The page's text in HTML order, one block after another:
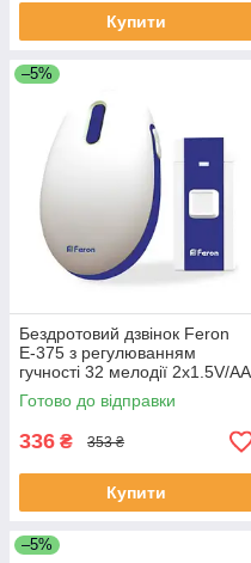
Купити
–5%
Бездротовий дзвінок Feron
Е-375 з регулюванням
гучності 32 мелодії 2x1.5V/AA
75х120х40 мм
Готово до відправки
336 ₴ 353 ₴
Купити
–5%